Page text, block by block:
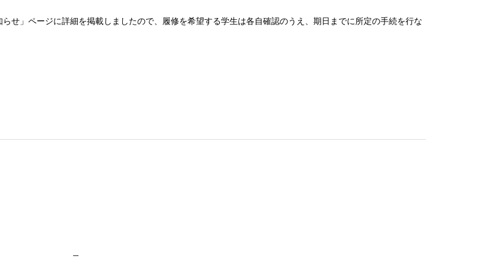
せ」ページに詳細を掲載しましたので、履修を希望する学生は各自確認のうえ、期日までに所定の手続を行な